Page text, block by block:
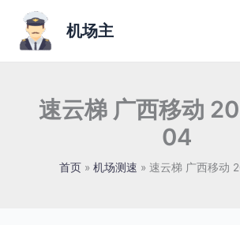
机场主
速云梯 广西移动
04
首页 机场测速 速云梯 广西移动